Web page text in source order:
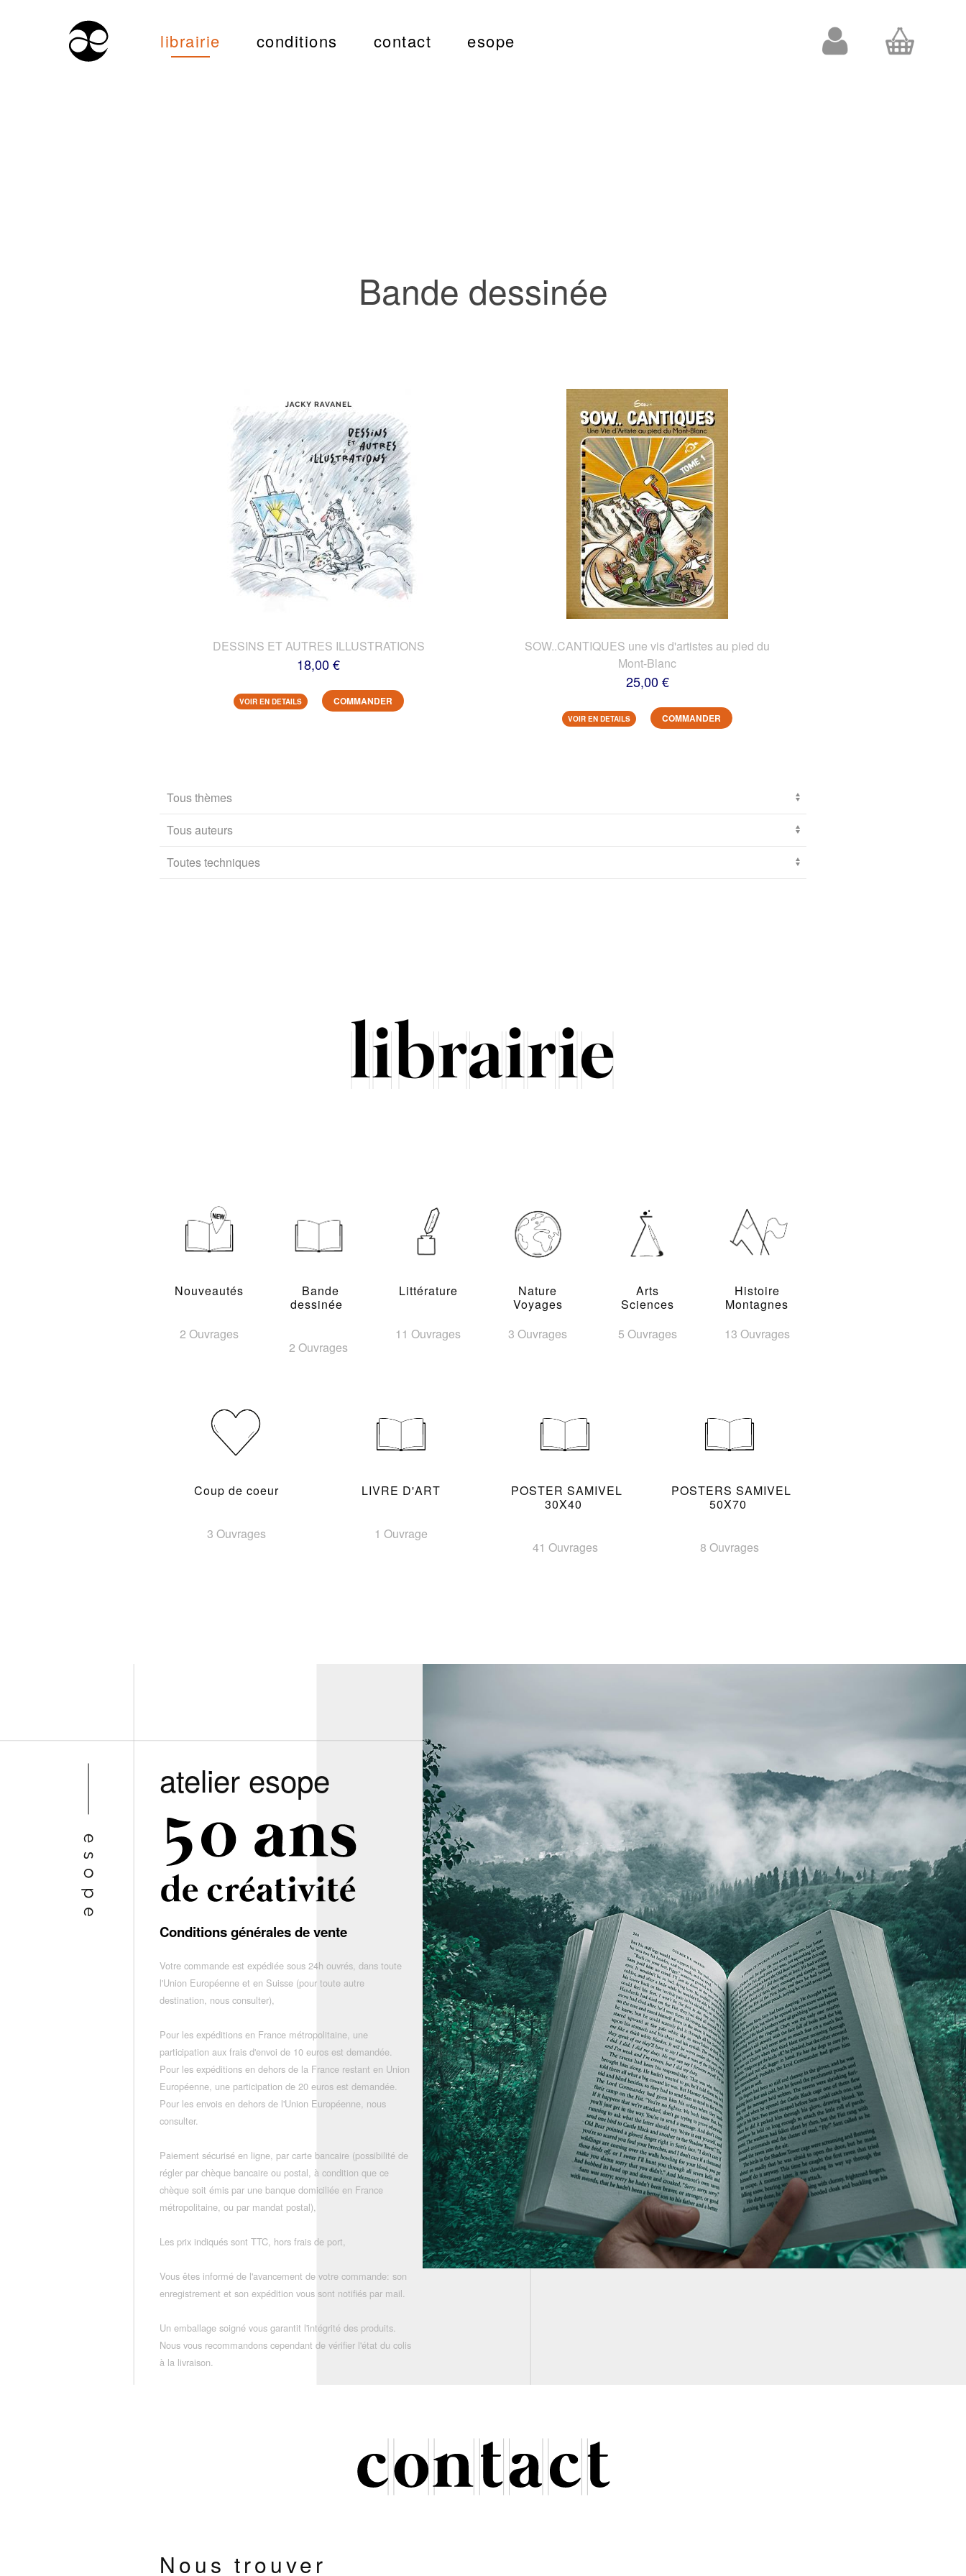
librairie conditions contact esope
Bande dessinée
DESSINS ET AUTRES ILLUSTRATIONS
18,00 €
VOIR EN DETAILS COMMANDER
SOW..CANTIQUES une vis d'artistes au pied du
Mont-Blanc
25,00 €
VOIR EN DETAILS COMMANDER
Nouveautés
2 Ouvrages
Bande
dessinée
2 Ouvrages
Littérature
11 Ouvrages
Nature
Voyages
3 Ouvrages
Arts
Sciences
5 Ouvrages
Histoire
Montagnes
13 Ouvrages
Coup de coeur
3 Ouvrages
LIVRE D'ART
1 Ouvrage
POSTER SAMIVEL
30X40
41 Ouvrages
POSTERS SAMIVEL
50X70
8 Ouvrages
atelier esope
Conditions générales de vente
Votre commande est expédiée sous 24h ouvrés, dans toute
l'Union Européenne et en Suisse (pour toute autre
destination, nous consulter),
Pour les expéditions en France métropolitaine, une
participation aux frais d'envoi de 10 euros est demandée.
Pour les expéditions en dehors de la France restant en Union
Européenne, une participation de 20 euros est demandée.
Pour les envois en dehors de l'Union Européenne, nous
consulter.
Paiement sécurisé en ligne, par carte bancaire (possibilité de
régler par chèque bancaire ou postal, à condition que ce
chèque soit émis par une banque domiciliée en France
métropolitaine, ou par mandat postal),
Les prix indiqués sont TTC, hors frais de port,
Vous êtes informé de l'avancement de votre commande: son
enregistrement et son expédition vous sont notifiés par mail.
Un emballage soigné vous garantit l'intégrité des produits.
Nous vous recommandons cependant de vérifier l'état du colis
à la livraison.
Nous trouver